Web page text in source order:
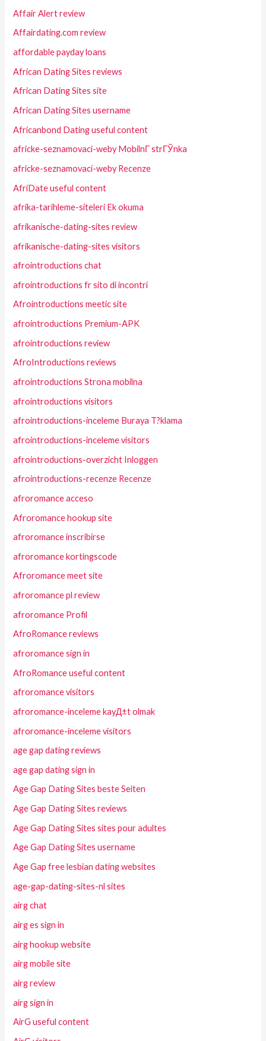
Affair Alert review
Affairdating.com review
affordable payday loans
African Dating Sites reviews
African Dating Sites site
African Dating Sites username
Africanbond Dating useful content
africke-seznamovaci-weby MobilnГ­ strГЎnka
africke-seznamovaci-weby Recenze
AfriDate useful content
afrika-tarihleme-siteleri Ek okuma
afrikanische-dating-sites review
afrikanische-dating-sites visitors
afrointroductions chat
afrointroductions fr sito di incontri
Afrointroductions meetic site
afrointroductions Premium-APK
afrointroductions review
AfroIntroductions reviews
afrointroductions Strona mobilna
afrointroductions visitors
afrointroductions-inceleme Buraya T?klama
afrointroductions-inceleme visitors
afrointroductions-overzicht Inloggen
afrointroductions-recenze Recenze
afroromance acceso
Afroromance hookup site
afroromance inscribirse
afroromance kortingscode
Afroromance meet site
afroromance pl review
afroromance Profil
AfroRomance reviews
afroromance sign in
AfroRomance useful content
afroromance visitors
afroromance-inceleme kayД±t olmak
afroromance-inceleme visitors
age gap dating reviews
age gap dating sign in
Age Gap Dating Sites beste Seiten
Age Gap Dating Sites reviews
Age Gap Dating Sites sites pour adultes
Age Gap Dating Sites username
Age Gap free lesbian dating websites
age-gap-dating-sites-nl sites
airg chat
airg es sign in
airg hookup website
airg mobile site
airg review
airg sign in
AirG useful content